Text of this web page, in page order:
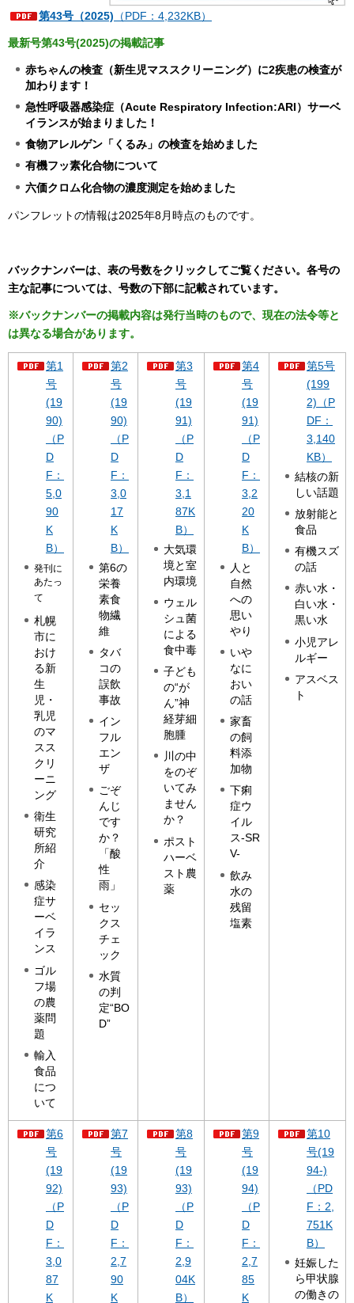
第43号（2025) （PDF：4,232KB）
最新号第43号(2025)の掲載記事
赤ちゃんの検査（新生児マススクリーニング）に2疾患の検査が
加わります！
急性呼吸器感染症（Acute Respiratory Infection:ARI）サーベ
イランスが始まりました！
食物アレルゲン「くるみ」の検査を始めました
有機フッ素化合物について
六価クロム化合物の濃度測定を始めました
パンフレットの情報は2025年8月時点のものです。
バックナンバーは、表の号数をクリックしてご覧ください。 各号の
主な記事については、号数の下部に記載されています。
※バックナンバーの掲載内容は発行当時のもので、現在の法令等と
は異なる場合があります。
第1
号
(19
90)
（P
D
F：
5,0
90
K
B）
発刊に
あたっ
て
札幌
市に
おけ
る新
生
児・
乳児
のマ
スス
クリ
ーニ
ング
衛生
研究
所紹
介
感染
症サ
ーベ
イラ
ンス
ゴル
フ場
の農
薬問
題
輸入
食品
につ
いて
第2
号
(19
90)
（P
D
F：
3,0
17
K
B）
第6の
栄養
素食
物繊
維
タバ
コの
誤飲
事故
イン
フル
エン
ザ
ごぞ
んじ
です
か？
「酸
性
雨」
セッ
クス
チェ
ック
水質
の判
定“BO
D”
第3
号
(19
91)
（P
D
F：
3,1
87K
B）
大気環
境と室
内環境
ウェル
シュ菌
による
食中毒
子ども
の“が
ん”神
経芽細
胞腫
川の中
をのぞ
いてみ
ません
か？
ポスト
ハーベ
スト農
薬
第4
号
(19
91)
（P
D
F：
3,2
20
K
B）
人と
自然
への
思い
やり
いや
なに
おい
の話
家畜
の飼
料添
加物
下痢
症ウ
イル
ス-SR
V-
飲み
水の
残留
塩素
第5号
(199
2)（P
DF：
3,140
KB）
結核の新
しい話題
放射能と
食品
有機スズ
の話
赤い水・
白い水・
黒い水
小児アレ
ルギー
アスベス
ト
第6
号
(19
92)
（P
D
F：
3,0
87
K
第7
号
(19
93)
（P
D
F：
2,7
90
K
第8
号
(19
93)
（P
D
F：
2,9
04K
B）
第9
号
(19
94)
（P
D
F：
2,7
85
K
第10
号(19
94-)
（PD
F：2,
751K
B）
妊娠した
ら甲状腺
の働きの